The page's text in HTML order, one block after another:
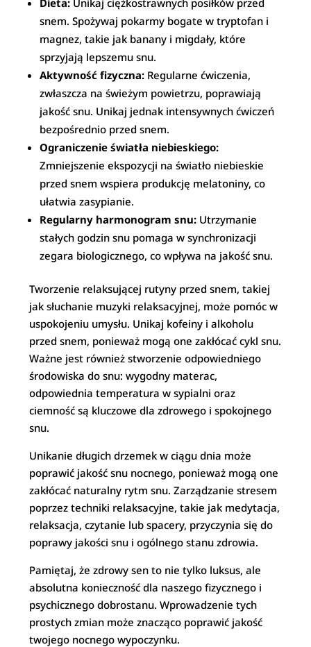
Dieta: Unikaj ciężkostrawnych posiłków przed
snem. Spożywaj pokarmy bogate w tryptofan i
magnez, takie jak banany i migdały, które
sprzyjają lepszemu snu.
Aktywność fizyczna: Regularne ćwiczenia,
zwłaszcza na świeżym powietrzu, poprawiają
jakość snu. Unikaj jednak intensywnych ćwiczeń
bezpośrednio przed snem.
Ograniczenie światła niebieskiego:
Zmniejszenie ekspozycji na światło niebieskie
przed snem wspiera produkcję melatoniny, co
ułatwia zasypianie.
Regularny harmonogram snu: Utrzymanie
stałych godzin snu pomaga w synchronizacji
zegara biologicznego, co wpływa na jakość snu.
Tworzenie relaksującej rutyny przed snem, takiej
jak słuchanie muzyki relaksacyjnej, może pomóc w
uspokojeniu umysłu. Unikaj kofeiny i alkoholu
przed snem, ponieważ mogą one zakłócać cykl snu.
Ważne jest również stworzenie odpowiedniego
środowiska do snu: wygodny materac,
odpowiednia temperatura w sypialni oraz
ciemność są kluczowe dla zdrowego i spokojnego
snu.
Unikanie długich drzemek w ciągu dnia może
poprawić jakość snu nocnego, ponieważ mogą one
zakłócać naturalny rytm snu. Zarządzanie stresem
poprzez techniki relaksacyjne, takie jak medytacja,
relaksacja, czytanie lub spacery, przyczynia się do
poprawy jakości snu i ogólnego stanu zdrowia.
Pamiętaj, że zdrowy sen to nie tylko luksus, ale
absolutna konieczność dla naszego fizycznego i
psychicznego dobrostanu. Wprowadzenie tych
prostych zmian może znacząco poprawić jakość
twojego nocnego wypoczynku.